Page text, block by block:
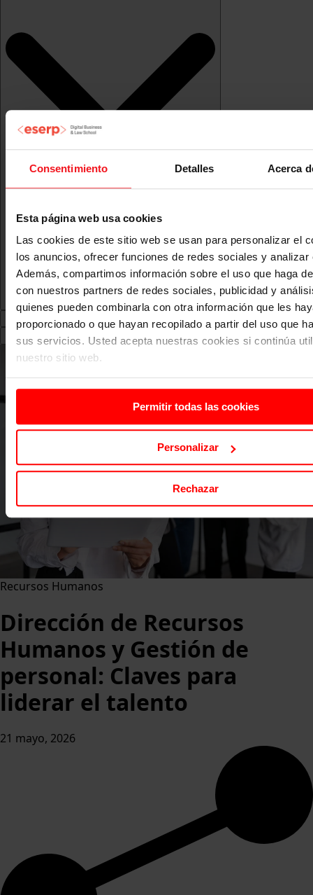
Consentimiento Detalles Acerca
Esta página web usa cookies
Las cookies de este sitio web se usan para personalizar el
los anuncios, ofrecer funciones de redes sociales y analizar
Además, compartimos información sobre el uso que haga
con nuestros partners de redes sociales, publicidad y
quienes pueden combinarla con otra información que les
proporcionado o que hayan recopilado a partir del uso que
sus servicios. Usted acepta nuestras cookies si continúa
nuestro sitio web.
Permitir todas las cookies
Personalizar
Rechazar
Search
for:
Recursos Humanos
Dirección de Recursos
Humanos y Gestión de
personal: Claves para
liderar el talento
21 mayo, 2026